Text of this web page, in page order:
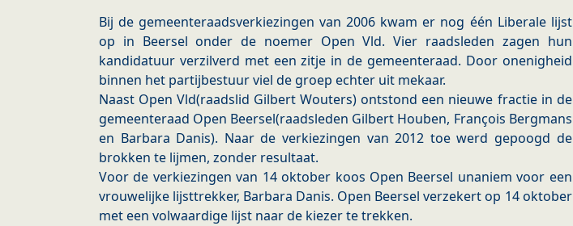
Bij de gemeenteraadsverkiezingen van 2006 kwam er nog één Liberale lijst
op in Beersel onder de noemer Open Vld. Vier raadsleden zagen hun
kandidatuur verzilverd met een zitje in de gemeenteraad. Door onenigheid
binnen het partijbestuur viel de groep echter uit mekaar.
Naast Open Vld(raadslid Gilbert Wouters) ontstond een nieuwe fractie in de
gemeenteraad Open Beersel(raadsleden Gilbert Houben, François Bergmans
en Barbara Danis). Naar de verkiezingen van 2012 toe werd gepoogd de
brokken te lijmen, zonder resultaat.
Voor de verkiezingen van 14 oktober koos Open Beersel unaniem voor een
vrouwelijke lijsttrekker, Barbara Danis. Open Beersel verzekert op 14 oktober
met een volwaardige lijst naar de kiezer te trekken.